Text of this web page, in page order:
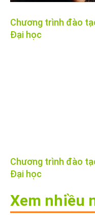
Chương trình đào
Đại học
Chương trình đào
Đại học
Xem nhiều